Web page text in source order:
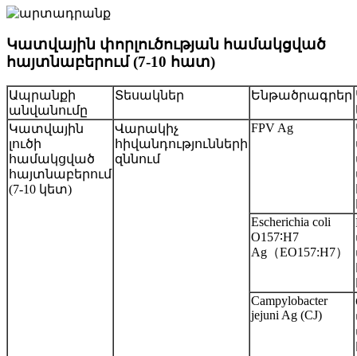
Կատվային փորլուծության համակցված
հայտնաբերում (7-10 հատ)
Ապրանքի
անվանումը
Տեսակներ Ենթածրագրեր
Կատվային
լուծի
համակցված
հայտնաբերում
(7-10 կետ)
Վարակիչ
հիվանդությունների
զննում
FPV Ag
Escherichia coli
O157∶H7
Ag（EO157:H7）
Campylobacter
jejuni Ag (CJ)